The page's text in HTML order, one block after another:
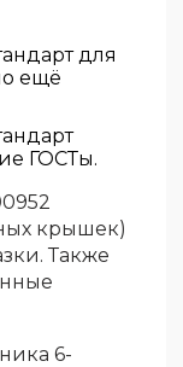
для
ещё
ГОСТы.
крышек)
Также
6-